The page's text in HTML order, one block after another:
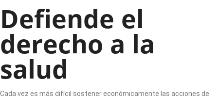
Defiende el
derecho a la
salud
Cada vez es más difícil sostener económicamente las acciones de